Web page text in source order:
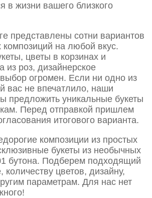
в жизни вашего близкого
представлены сотни вариантов
композиций на любой вкус.
цветы в корзинах и
из роз, дизайнерское
огромен. Если ни одно из
вас не впечатлило, наши
предложить уникальные букеты
Перед отправкой пришлем
итогового варианта.
композиции из простых
букеты из необычных
бутона. Подберем подходящий
количеству цветов, дизайну,
параметрам. Для нас нет